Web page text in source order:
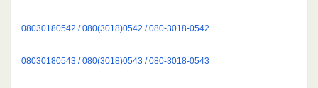
08030180542 / 080(3018)0542 / 080-3018-0542
08030180543 / 080(3018)0543 / 080-3018-0543